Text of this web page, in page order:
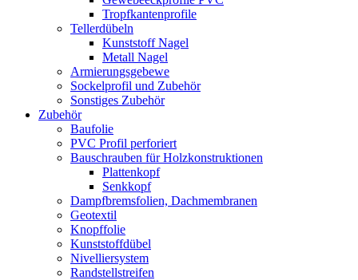
Tropfkantenprofile
Tellerdübeln
Kunststoff Nagel
Metall Nagel
Armierungsgebewe
Sockelprofil und Zubehör
Sonstiges Zubehör
Zubehör
Baufolie
PVC Profil perforiert
Bauschrauben für Holzkonstruktionen
Plattenkopf
Senkkopf
Dampfbremsfolien, Dachmembranen
Geotextil
Knopffolie
Kunststoffdübel
Nivelliersystem
Randstellstreifen